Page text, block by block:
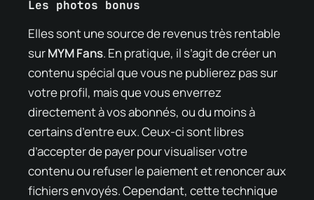
Les photos bonus
Elles sont une source de revenus très rentable
surMYM Fans. En pratique, il s’agit de créer un
contenu spécial que vous ne publierez pas sur
votre profil, mais que vous enverrez
directement à vos abonnés, ou du moins à
certains d’entre eux. Ceux-ci sont libres
d’accepter de payer pour visualiser votre
contenu ou refuser le paiement et renoncer aux
fichiers envoyés. Cependant, cette technique